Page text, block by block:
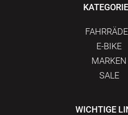
E-BIKE
MARKEN
SALE
WICHTIGE